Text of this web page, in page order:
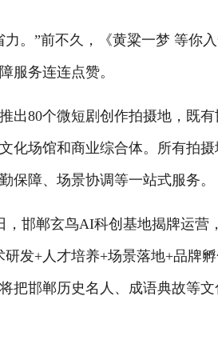
。”前不久，《黄粱一梦 等你
服务连连点赞。
80个微短剧创作拍摄地，既有
化场馆和商业综合体。所有拍摄
保障、场景协调等一站式服务。
邯郸玄鸟AI科创基地揭牌运营
发+人才培养+场景落地+品牌
把邯郸历史名人、成语典故等